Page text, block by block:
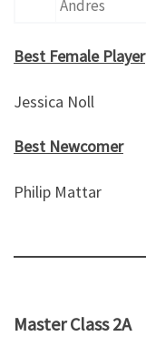
Andres
Best Female Player
Jessica Noll
Best Newcomer
Philip Mattar
Master Class 2A